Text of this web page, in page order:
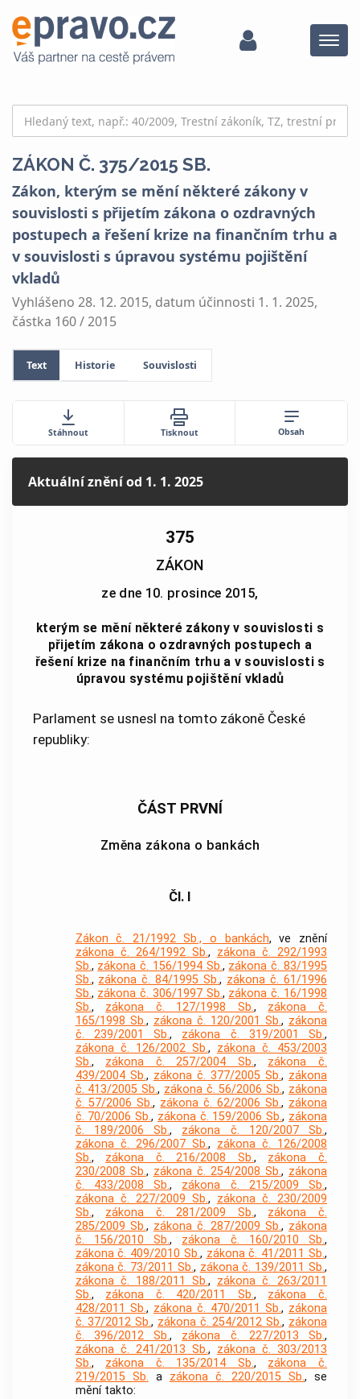
Menu
ZÁKON Č. 375/2015 SB.
Zákon, kterým se mění některé zákony v
souvislosti s přijetím zákona o ozdravných
postupech a řešení krize na finančním trhu a
v souvislosti s úpravou systému pojištění
vkladů
Vyhlášeno 28. 12. 2015, datum účinnosti 1. 1. 2025,
částka 160 / 2015
Text Historie Souvislosti
Stáhnout Tisknout Obsah
Aktuální zněníod 1. 1. 2025
375
ZÁKON
ze dne 10. prosince 2015,
kterým se mění některé zákony v souvislosti s
přijetím zákona o ozdravných postupech a
řešení krize na finančním trhu a v souvislosti s
úpravou systému pojištění vkladů
Parlament se usnesl na tomto zákoně České
republiky:
ČÁST PRVNÍ
Změna zákona o bankách
Čl. I
Zákon č. 21/1992 Sb., o bankách, ve znění
zákona č. 264/1992 Sb., zákona č. 292/1993
Sb., zákona č. 156/1994 Sb., zákona č. 83/1995
Sb., zákona č. 84/1995 Sb., zákona č. 61/1996
Sb., zákona č. 306/1997 Sb., zákona č. 16/1998
Sb., zákona č. 127/1998 Sb., zákona č.
165/1998 Sb., zákona č. 120/2001 Sb., zákona
č. 239/2001 Sb., zákona č. 319/2001 Sb.,
zákona č. 126/2002 Sb., zákona č. 453/2003
Sb., zákona č. 257/2004 Sb., zákona č.
439/2004 Sb., zákona č. 377/2005 Sb., zákona
č. 413/2005 Sb., zákona č. 56/2006 Sb., zákona
č. 57/2006 Sb., zákona č. 62/2006 Sb., zákona
č. 70/2006 Sb., zákona č. 159/2006 Sb., zákona
č. 189/2006 Sb., zákona č. 120/2007 Sb.,
zákona č. 296/2007 Sb., zákona č. 126/2008
Sb., zákona č. 216/2008 Sb., zákona č.
230/2008 Sb., zákona č. 254/2008 Sb., zákona
č. 433/2008 Sb., zákona č. 215/2009 Sb.,
zákona č. 227/2009 Sb., zákona č. 230/2009
Sb., zákona č. 281/2009 Sb., zákona č.
285/2009 Sb., zákona č. 287/2009 Sb., zákona
č. 156/2010 Sb., zákona č. 160/2010 Sb.,
zákona č. 409/2010 Sb., zákona č. 41/2011 Sb.,
zákona č. 73/2011 Sb., zákona č. 139/2011 Sb.,
zákona č. 188/2011 Sb., zákona č. 263/2011
Sb., zákona č. 420/2011 Sb., zákona č.
428/2011 Sb., zákona č. 470/2011 Sb., zákona
č. 37/2012 Sb., zákona č. 254/2012 Sb., zákona
č. 396/2012 Sb., zákona č. 227/2013 Sb.,
zákona č. 241/2013 Sb., zákona č. 303/2013
Sb., zákona č. 135/2014 Sb., zákona č.
219/2015 Sb. a zákona č. 220/2015 Sb., se
mění takto: